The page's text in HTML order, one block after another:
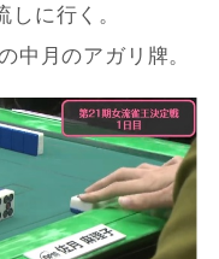
に行く。
中月のアガリ牌。